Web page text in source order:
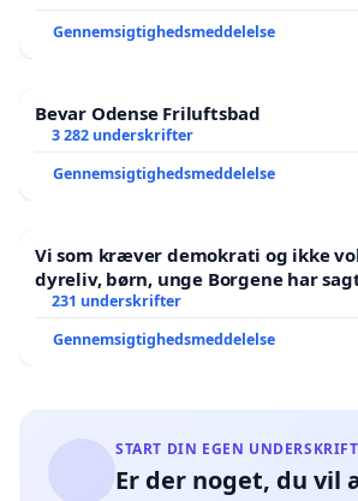
Gennemsigtighedsmeddelelse
Bevar Odense Friluftsbad
3 282 underskrifter
Gennemsigtighedsmeddelelse
Vi som kræver demokrati og ikke voldtægt
dyreliv, børn, unge Borgene har sagt
Der er
231 underskrifter
Gennemsigtighedsmeddelelse
START DIN EGEN
Er der noget, du vil